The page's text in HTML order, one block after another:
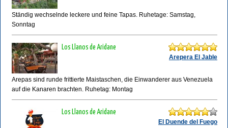
Ständig wechselnde leckere und feine Tapas. Ruhetage: Samstag,
Sonntag
Arepera El Jable
Los Llanos de Aridane
Arepas sind runde frittierte Maistaschen, die Einwanderer aus Venezuela
auf die Kanaren brachten. Ruhetag: Montag
El Duende del Fuego
Los Llanos de Aridane